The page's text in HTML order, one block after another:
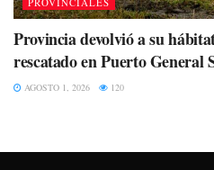
Provincia devolvió a su
rescatado en Puerto General
AGOSTO 1, 2026 120